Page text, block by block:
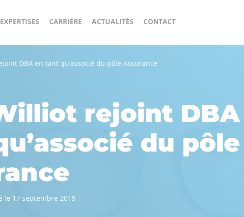
Accompagnement
Opérationnel
Finance,
Immobilier
externalisée
Consolidation
et Reporting
Expertise
comptable
Business
Services
Audit
CARRIÈRE
ta
!
Ton
Le
La
ACTUALITÉS CONTACT
DBA en tant qu’associé du pôle Assurance
rejoint DBA
du pôle
le 17 septembre 2019